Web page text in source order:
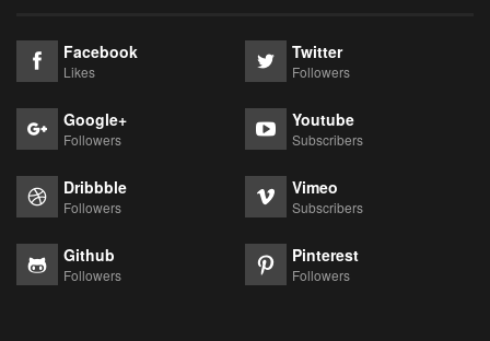
Facebook
Likes
Twitter
Followers
Google+
Followers
Youtube
Subscribers
Dribbble
Followers
Vimeo
Subscribers
Github
Followers
Pinterest
Followers